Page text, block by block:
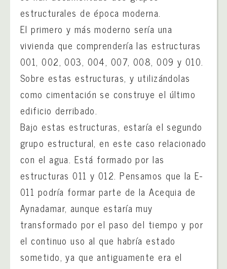
estructurales de época moderna.
El primero y más moderno sería una
vivienda que comprendería las estructuras
001, 002, 003, 004, 007, 008, 009 y 010.
Sobre estas estructuras, y utilizándolas
como cimentación se construye el último
edificio derribado.
Bajo estas estructuras, estaría el segundo
grupo estructural, en este caso relacionado
con el agua. Está formado por las
estructuras 011 y 012. Pensamos que la E-
011 podría formar parte de la Acequia de
Aynadamar, aunque estaría muy
transformado por el paso del tiempo y por
el continuo uso al que habría estado
sometido, ya que antiguamente era el